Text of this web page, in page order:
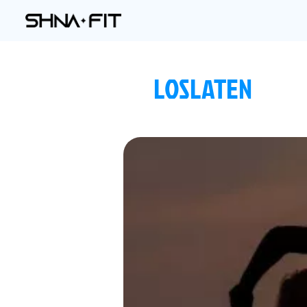
LOSLATEN